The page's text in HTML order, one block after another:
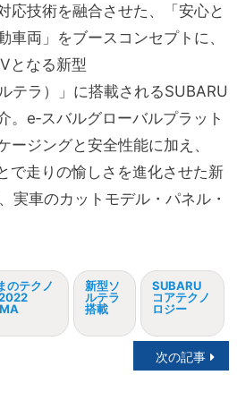
応技術を融合させた、「安心と
車両」をブースコンセプトに、
となる新型
テラ）」に搭載されるSUBARU
。e‐スバルグローバルプラット
ージングと安全性能に加え、
で走りの愉しさを進化させた新
実車のカットモデル・パネル・
のテクノ
新型ソ
ルテラ
搭載
SUBARU
コアテクノ
ロジー
次の記事